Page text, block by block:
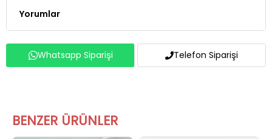
Yorumlar
Whatsapp Siparişi Telefon Siparişi
BENZER ÜRÜNLER